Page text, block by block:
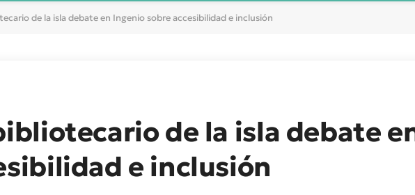
de la isla debate en Ingenio sobre accesibilidad e inclusión
de la isla debate
e inclusión